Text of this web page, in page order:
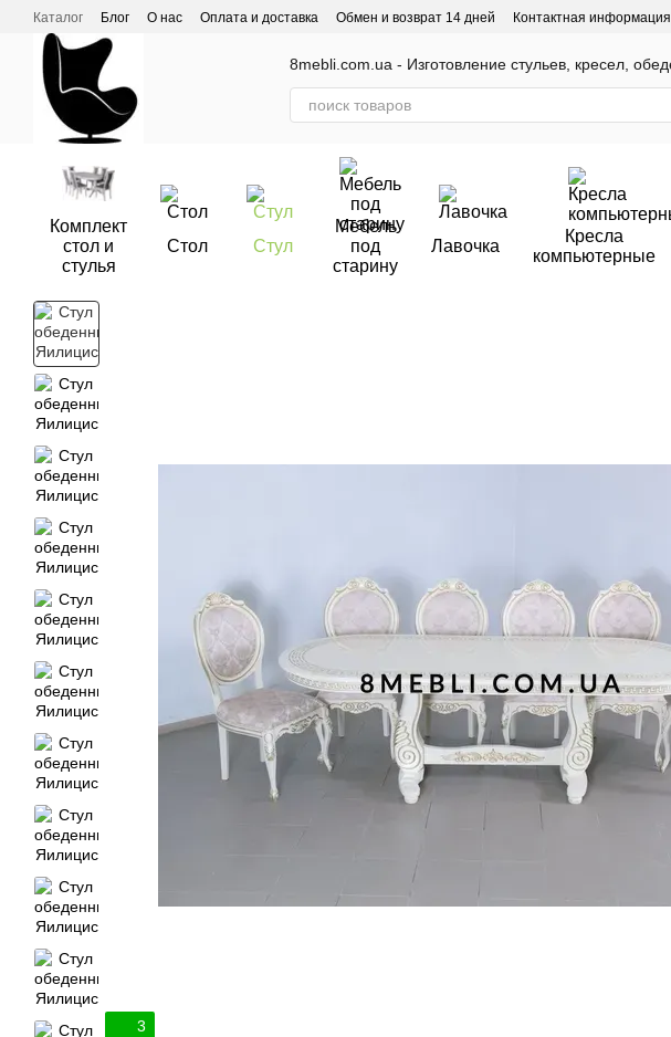
Перейти к основному контенту
Каталог Блог О нас Оплата и доставка Обмен и возврат 14 дней Контактная информация
Отзывы о магазине
8mebli.com.ua - Изготовление стульев, кресел,
Комплект
стол и
стулья
Стол Стул
Мебель
под
старину
Лавочка
Кресла
компьютерные
3